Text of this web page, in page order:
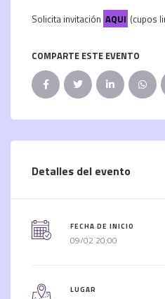
Solicita invitación AQUI (cupos
COMPARTE ESTE EVENTO
Detalles del evento
FECHA DE INICIO
09/02 20:00
LUGAR